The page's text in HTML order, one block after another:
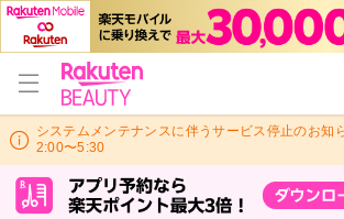
システムメンテナンスに伴うサービス停止のお知
2:00〜5:30